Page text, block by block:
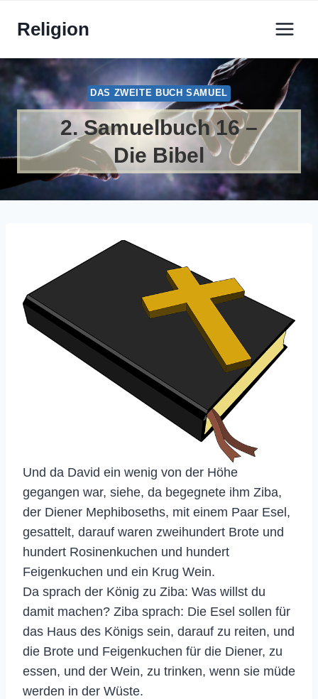
InhaltReligion
DAS ZWEITE BUCH SAMUEL
2. Samuelbuch 16 –
Die Bibel
Und da David ein wenig von der Höhe
gegangen war, siehe, da begegnete ihm Ziba,
der Diener Mephiboseths, mit einem Paar Esel,
gesattelt, darauf waren zweihundert Brote und
hundert Rosinenkuchen und hundert
Feigenkuchen und ein Krug Wein.
Da sprach der König zu Ziba: Was willst du
damit machen? Ziba sprach: Die Esel sollen für
das Haus des Königs sein, darauf zu reiten, und
die Brote und Feigenkuchen für die Diener, zu
essen, und der Wein, zu trinken, wenn sie müde
werden in der Wüste.